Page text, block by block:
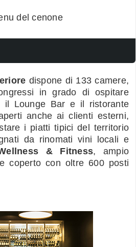
del cenone
dispone di 133 camere,
in grado di ospitare
il Lounge Bar e il ristorante
anche ai clienti esterni,
i piatti tipici del territorio
da rinomati vini locali e
& Fitness, ampio
coperto con oltre 600 posti